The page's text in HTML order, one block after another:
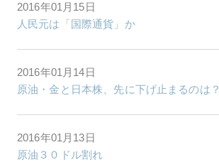
2016年01月15日
人民元は「国際通貨」か
2016年01月14日
原油・金と日本株、先に下げ止まるのは？
2016年01月13日
原油３０ドル割れ